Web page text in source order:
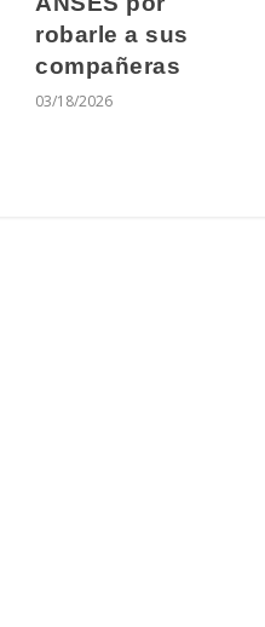
robarle a sus
compañeras
03/18/2026